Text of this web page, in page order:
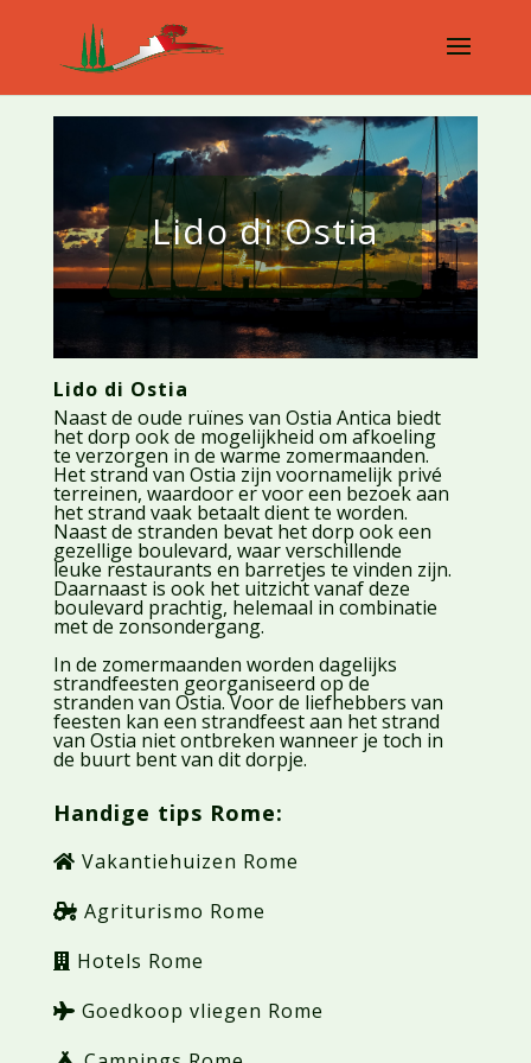
Lido di Ostia
Lido di Ostia
Naast de oude ruïnes van Ostia Antica biedt
het dorp ook de mogelijkheid om afkoeling
te verzorgen in de warme zomermaanden.
Het strand van Ostia zijn voornamelijk privé
terreinen, waardoor er voor een bezoek aan
het strand vaak betaalt dient te worden.
Naast de stranden bevat het dorp ook een
gezellige boulevard, waar verschillende
leuke restaurants en barretjes te vinden zijn.
Daarnaast is ook het uitzicht vanaf deze
boulevard prachtig, helemaal in combinatie
met de zonsondergang.
In de zomermaanden worden dagelijks
strandfeesten georganiseerd op de
stranden van Ostia. Voor de liefhebbers van
feesten kan een strandfeest aan het strand
van Ostia niet ontbreken wanneer je toch in
de buurt bent van dit dorpje.
Handige tips Rome:
Vakantiehuizen Rome
Agriturismo Rome
Hotels Rome
Goedkoop vliegen Rome